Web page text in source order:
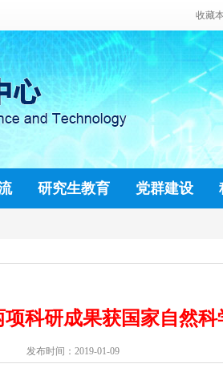
收藏
研究生教育 党群建设
科研成果获国家自然
发布时间：2019-01-09